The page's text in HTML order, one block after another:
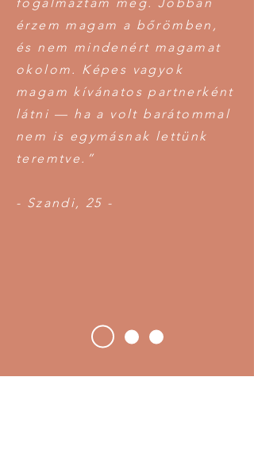
érzem magam a bőrömben,
és nem mindenért magamat
okolom. Képes vagyok
magam kívánatos partnerként
látni — ha a volt barátommal
nem is egymásnak lettünk
teremtve.”
- Szandi, 25 -